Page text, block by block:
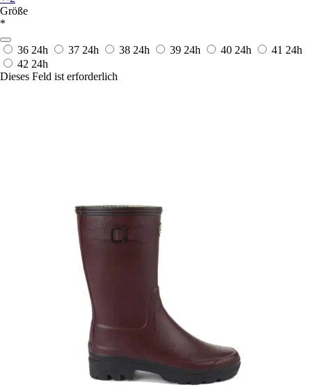
Größe
*
36 24h 37 24h 38 24h 39 24h 40 24h 41 24h
42 24h
Dieses Feld ist erforderlich